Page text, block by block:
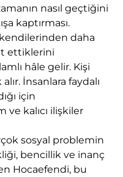
nasıl geçtiğini
kaptırması.
daha
ettiklerini
hâle gelir. Kişi
İnsanlara faydalı
için
ve kalıcı ilişkiler
sosyal problemin
bencillik ve inanç
Hocaefendi, bu